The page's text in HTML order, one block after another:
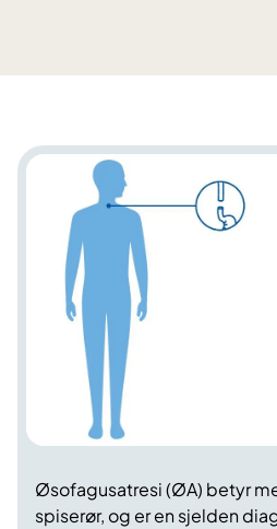
Øsofagusatresi (ØA) betyr
spiserør, og er en sjelden